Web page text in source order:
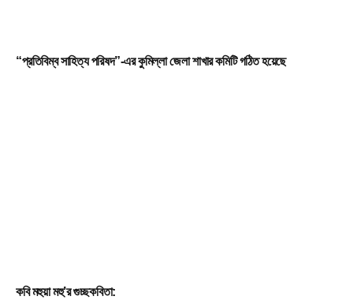
“প্রতিবিম্ব সাহিত্য পরিষদ”-এর কুমিল্লা জেলা শাখার কমিটি গঠিত হয়েছে
কবি মহুয়া মহু’র গুচ্ছকবিতা: